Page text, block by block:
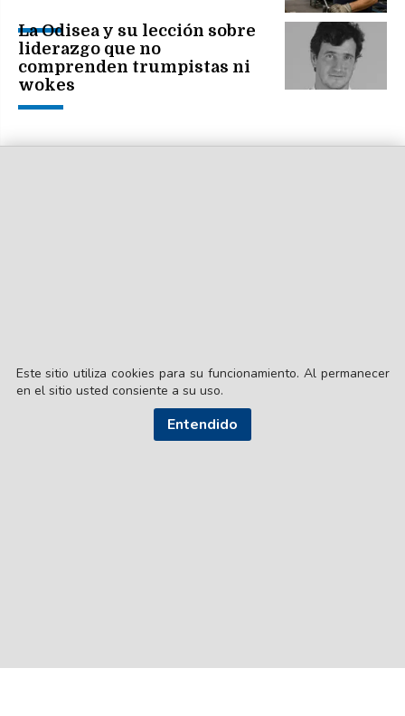
La Odisea y su lección sobre
liderazgo que no
comprenden trumpistas ni
wokes
Este sitio utiliza cookies para su funcionamiento. Al permanecer
en el sitio usted consiente a su uso.
Entendido